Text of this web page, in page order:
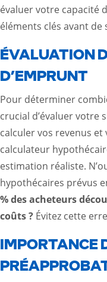
évaluer votre capacité
éléments clés avant de
ÉVALUATION
D’EMPRUNT
Pour déterminer
crucial d’évaluer votre
calculer vos revenus
calculateur
estimation réaliste.
hypothécaires prévus
% des acheteurs
coûts ? Évitez cette
IMPORTANCE